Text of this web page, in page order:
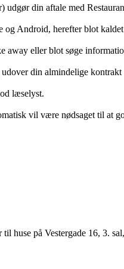
udgør din aftale med
Android, herefter blot
away eller blot søge
din almindelige
læselyst.
vil være nødsaget til at
huse på Vestergade 16, 3.